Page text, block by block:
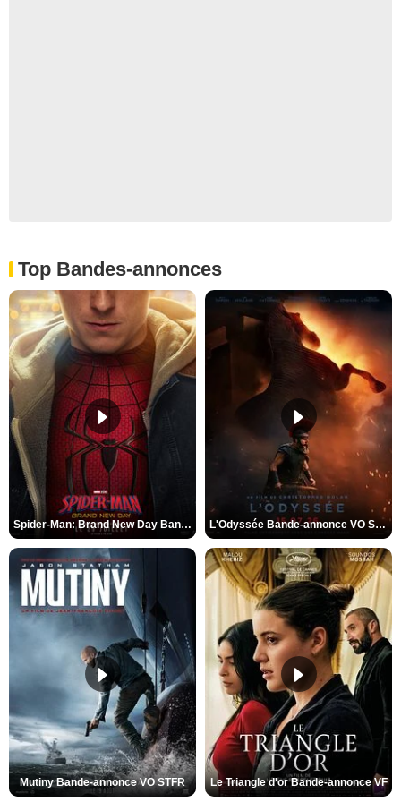
Top Bandes-annonces
Spider-Man: Brand New Day Bande-annonce VO STFR L'Odyssée Bande-annonce VO STFR
Mutiny Bande-annonce VO STFR Le Triangle d'or Bande-annonce VF